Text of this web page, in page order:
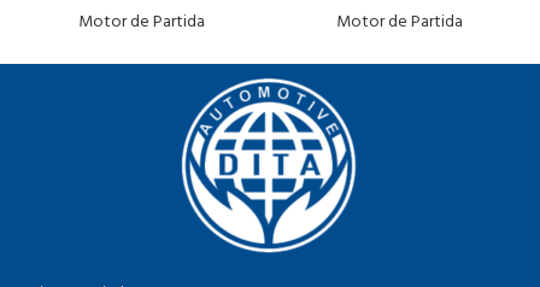
Motor de Partida Motor de Partida